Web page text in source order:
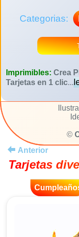
Categorias:
Imprimibles: Crea
Tarjetas en 1 clic...
©
Anterior
Tarjetas